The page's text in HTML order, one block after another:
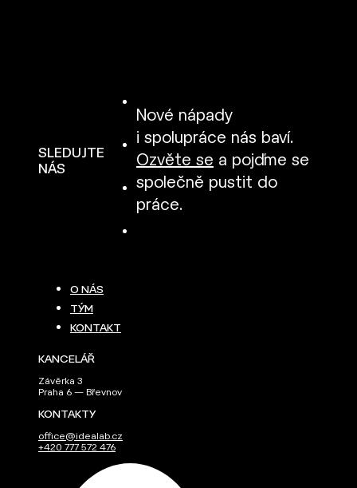
SLEDUJTE
NÁS
Nové nápady
i spolupráce nás baví.
Ozvěte se a pojďme se
společně pustit do
práce.
O NÁS
TÝM
KONTAKT
KANCELÁŘ
Závěrka 3
Praha 6 — Břevnov
KONTAKTY
office@idealab.cz
+420 777 572 476